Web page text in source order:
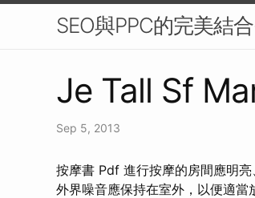
SEO與PPC的完美結
Je Tall Sf
Sep 5, 2013
按摩書 Pdf 進行按摩的房間應明
外界噪音應保持在室外，以便適當